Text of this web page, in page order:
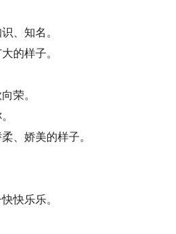
、知名。
的样子。
荣。
、娇美的样子。
快乐乐。